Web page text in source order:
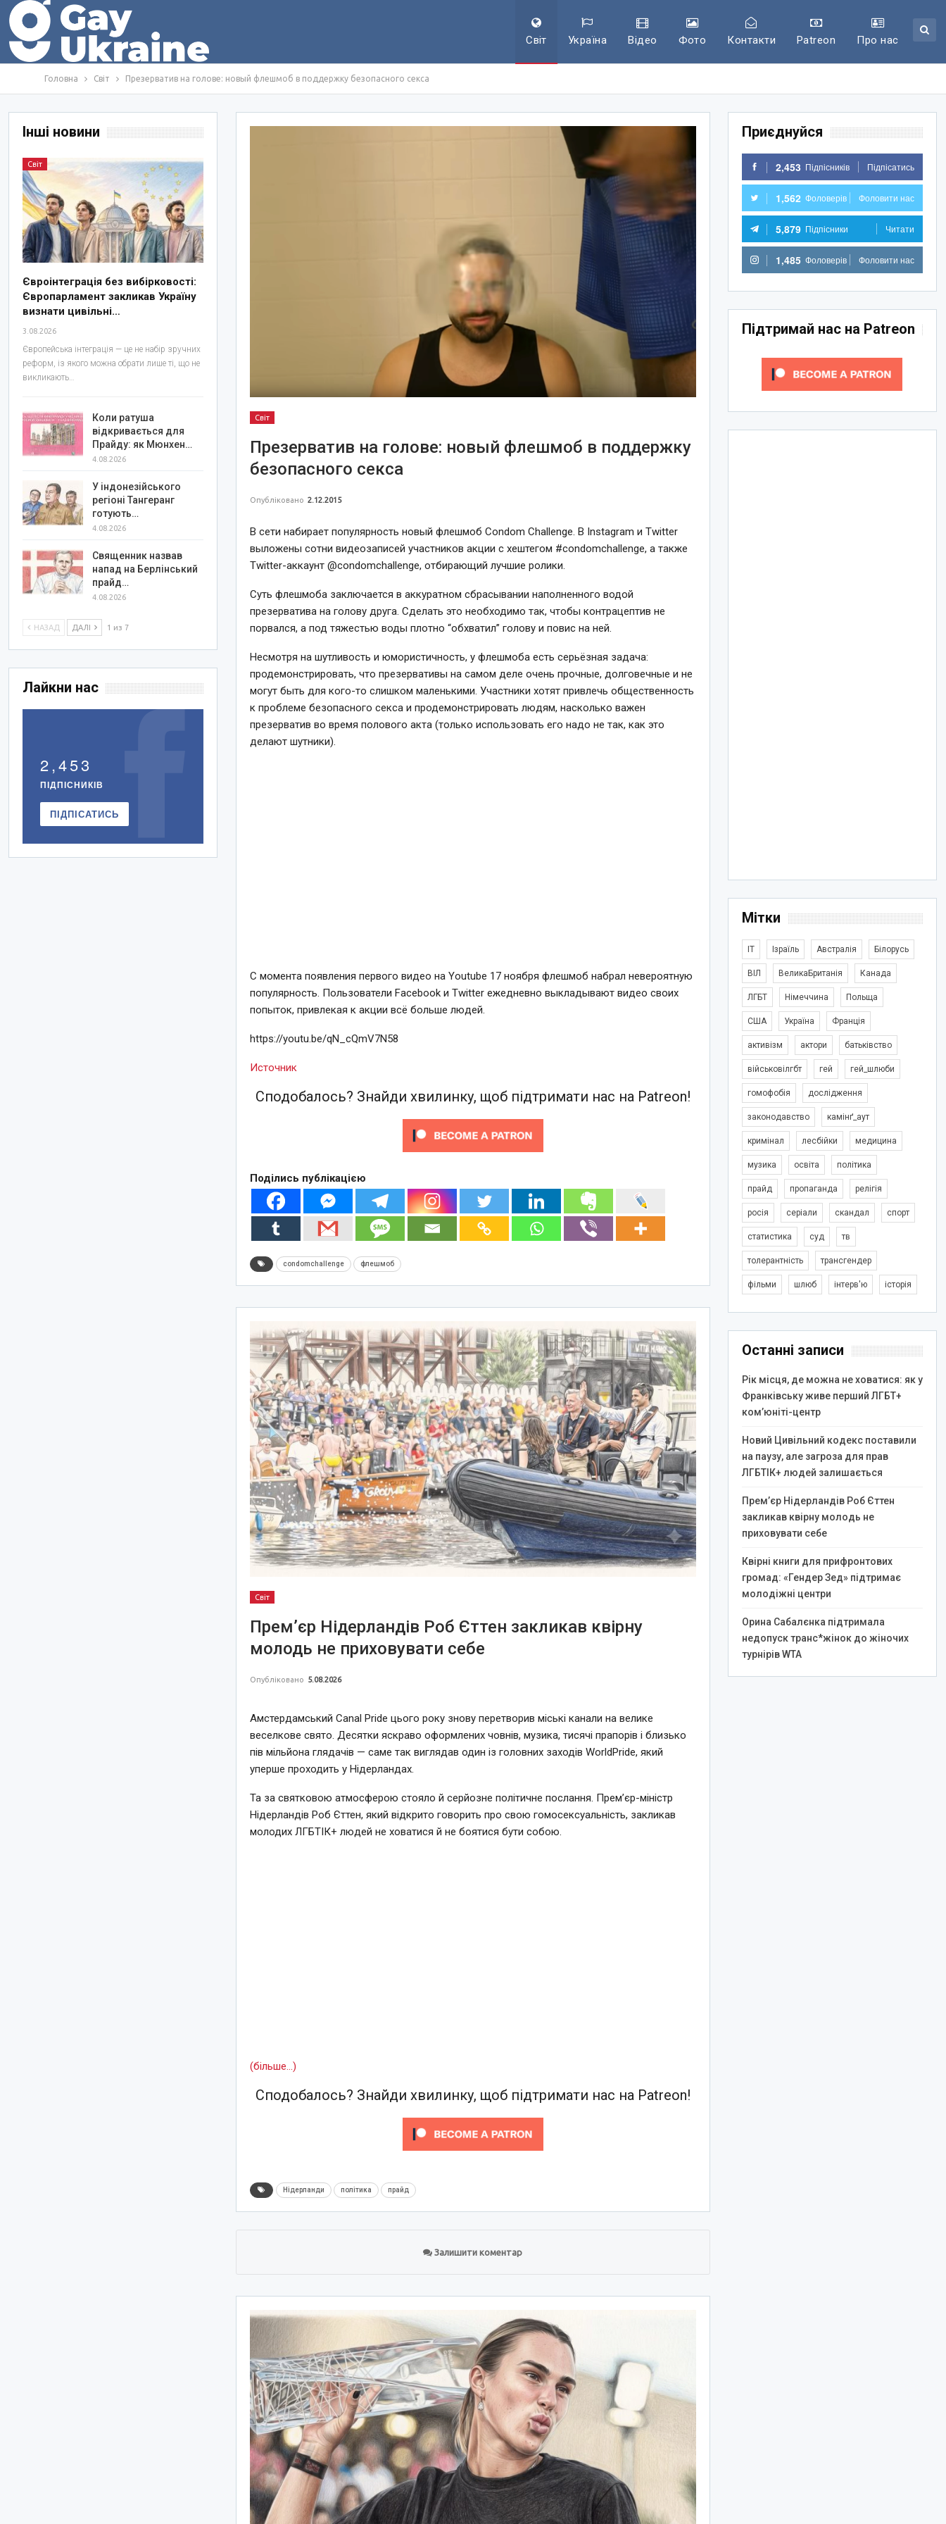
Світ Україна Відео Фото Контакти Patreon Про нас
Головна Світ Презерватив на голове: новый флешмоб в поддержку безопасного секса
Світ
Презерватив на голове: новый флешмоб в поддержку
безопасного секса
Опубліковано 2.12.2015
В сети набирает популярность новый флешмоб Condom Challenge. В Instagram и Twitter
выложены сотни видеозаписей участников акции с хештегом #condomchallenge, а также
Twitter-аккаунт @condomchallenge, отбирающий лучшие ролики.
Суть флешмоба заключается в аккуратном сбрасывании наполненного водой
презерватива на голову друга. Сделать это необходимо так, чтобы контрацептив не
порвался, а под тяжестью воды плотно “обхватил” голову и повис на ней.
Несмотря на шутливость и юмористичность, у флешмоба есть серьёзная задача:
продемонстрировать, что презервативы на самом деле очень прочные, долговечные и не
могут быть для кого-то слишком маленькими. Участники хотят привлечь общественность
к проблеме безопасного секса и продемонстрировать людям, насколько важен
презерватив во время полового акта (только использовать его надо не так, как это
делают шутники).
С момента появления первого видео на Youtube 17 ноября флешмоб набрал невероятную
популярность. Пользователи Facebook и Twitter ежедневно выкладывают видео своих
попыток, привлекая к акции всё больше людей.
https://youtu.be/qN_cQmV7N58
Источник
Сподобалось? Знайди хвилинку, щоб підтримати нас на Patreon!
Поділись публікацією
condomchallenge флешмоб
Світ
Прем’єр Нідерландів Роб Єттен закликав квірну
молодь не приховувати себе
Опубліковано 5.08.2026
Амстердамський Canal Pride цього року знову перетворив міські канали на велике
веселкове свято. Десятки яскраво оформлених човнів, музика, тисячі прапорів і близько
пів мільйона глядачів — саме так виглядав один із головних заходів WorldPride, який
уперше проходить у Нідерландах.
Та за святковою атмосферою стояло й серйозне політичне послання. Прем’єр-міністр
Нідерландів Роб Єттен, який відкрито говорить про свою гомосексуальність, закликав
молодих ЛГБТІК+ людей не ховатися й не боятися бути собою.
(більше…)
Сподобалось? Знайди хвилинку, щоб підтримати нас на Patreon!
Нідерланди політика прайд
Залишити коментар
Приєднуйся
2,453 Підпісників Підпісатись
1,562 Фоловерів Фоловити нас
5,879 Підпісники Читати
1,485 Фоловерів Фоловити нас
Підтримай нас на Patreon
Мітки
IT Ізраїль Австралія Білорусь
ВІЛ ВеликаБританія Канада
ЛГБТ Німеччина Польща
США Україна Франція
активізм актори батьківство
військовілгбт гей гей_шлюби
гомофобія дослідження
законодавство камінґ_аут
кримінал лесбійки медицина
музика освіта політика
прайд пропаганда релігія
росія серіали скандал спорт
статистика суд тв
толерантність трансгендер
фільми шлюб інтерв'ю історія
Останні записи
Рік місця, де можна не ховатися: як у
Франківську живе перший ЛГБТ+
ком’юніті-центр
Новий Цивільний кодекс поставили
на паузу, але загроза для прав
ЛГБТІК+ людей залишається
Прем’єр Нідерландів Роб Єттен
закликав квірну молодь не
приховувати себе
Квірні книги для прифронтових
громад: «Гендер Зед» підтримає
молодіжні центри
Орина Сабалєнка підтримала
недопуск транс*жінок до жіночих
турнірів WTA
Інші новини
Світ
Євроінтеграція без вибірковості:
Європарламент закликав Україну
визнати цивільні…
3.08.2026
Європейська інтеграція — це не набір зручних
реформ, із якого можна обрати лише ті, що не
викликають…
Коли ратуша
відкривається для
Прайду: як Мюнхен…
4.08.2026
У індонезійського
регіоні Тангеранг
готують…
4.08.2026
Священник назвав
напад на Берлінський
прайд…
4.08.2026
НАЗАД ДАЛІ 1 из 7
Лайкни нас
2,453
ПІДПІСНИКІВ
ПІДПІСАТИСЬ